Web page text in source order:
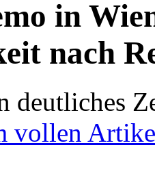
in
nach
deutliches
vollen